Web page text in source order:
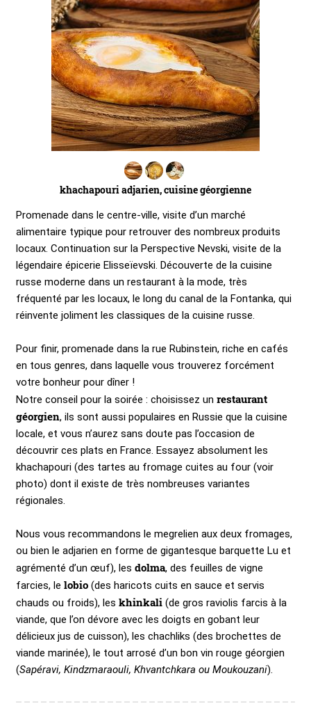
khachapouri adjarien, cuisine géorgienne
Promenade dans le centre-ville, visite d’un marché
alimentaire typique pour retrouver des nombreux produits
locaux. Continuation sur la Perspective Nevski, visite de la
légendaire épicerie Elisseïevski. Découverte de la cuisine
russe moderne dans un restaurant à la mode, très
fréquenté par les locaux, le long du canal de la Fontanka, qui
réinvente joliment les classiques de la cuisine russe.
Pour finir, promenade dans la rue Rubinstein, riche en cafés
en tous genres, dans laquelle vous trouverez forcément
votre bonheur pour dîner !
Notre conseil pour la soirée : choisissez un restaurant
géorgien, ils sont aussi populaires en Russie que la cuisine
locale, et vous n’aurez sans doute pas l’occasion de
découvrir ces plats en France. Essayez absolument les
khachapouri (des tartes au fromage cuites au four (voir
photo) dont il existe de très nombreuses variantes
régionales.
Nous vous recommandons le megrelien aux deux fromages,
ou bien le adjarien en forme de gigantesque barquette Lu et
agrémenté d’un œuf), les dolma, des feuilles de vigne
farcies, le lobio (des haricots cuits en sauce et servis
chauds ou froids), les khinkali (de gros raviolis farcis à la
viande, que l’on dévore avec les doigts en gobant leur
délicieux jus de cuisson), les chachliks (des brochettes de
viande marinée), le tout arrosé d’un bon vin rouge géorgien
(Sapéravi, Kindzmaraouli, Khvantchkara ou Moukouzani).